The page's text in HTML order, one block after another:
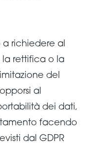
a richiedere al
la rettifica o la
del
al
dei dati,
facendo
dal GDPR